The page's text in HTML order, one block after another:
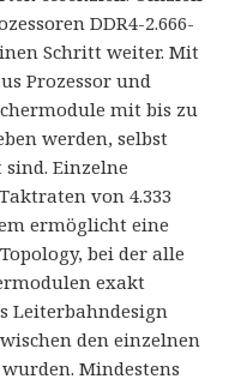
DDR4-2.666-
Schritt weiter. Mit
Prozessor und
mit bis zu
werden, selbst
Einzelne
von 4.333
ermöglicht eine
bei der alle
exakt
Leiterbahndesign
den einzelnen
Mindestens